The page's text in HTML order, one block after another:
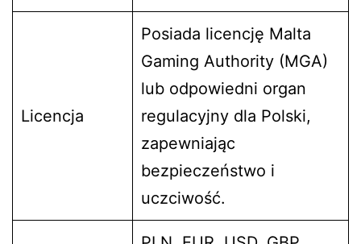
Licencja
Posiada licencję Malta
Gaming Authority (MGA)
lub odpowiedni organ
regulacyjny dla Polski,
zapewniając
bezpieczeństwo i
uczciwość.